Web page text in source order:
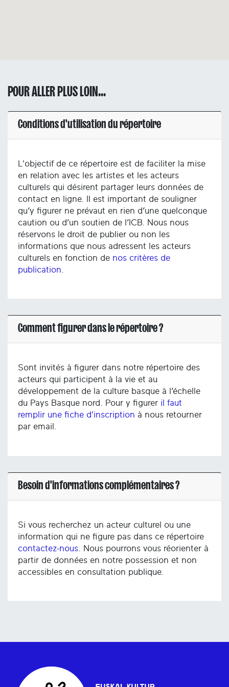
POUR ALLER PLUS LOIN...
Conditions d'utilisation du répertoire
L'objectif de ce répertoire est de faciliter la mise
en relation avec les artistes et les acteurs
culturels qui désirent partager leurs données de
contact en ligne. Il est important de souligner
qu’y figurer ne prévaut en rien d’une quelconque
caution ou d’un soutien de l’ICB. Nous nous
réservons le droit de publier ou non les
informations que nous adressent les acteurs
culturels en fonction de nos critères de
publication
Comment figurer dans le répertoire ?
Sont invités à figurer dans notre répertoire des
acteurs qui participent à la vie et au
développement de la culture basque à l’échelle
du Pays Basque nord. Pour y figurer il faut
remplir une fiche d'inscription à nous retourner
par email.
Besoin d'informations complémentaires ?
Si vous recherchez un acteur culturel ou une
information qui ne figure pas dans ce répertoire
contactez-nous . Nous pourrons vous réorienter à
partir de données en notre possession et non
accessibles en consultation publique.